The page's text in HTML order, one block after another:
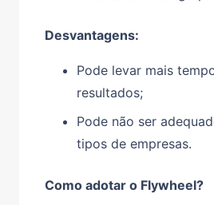
Desvantagens:
Pode levar mais
resultados;
Pode não ser
tipos de empresas.
Como adotar o Flywheel?